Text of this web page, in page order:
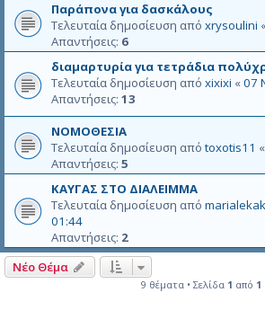
Παράπονα για δασκάλους
Τελευταία δημοσίευση από xrysoulini
Απαντήσεις: 6
διαμαρτυρία για τετράδια
Τελευταία δημοσίευση από xixixi «07
Απαντήσεις: 13
ΝΟΜΟΘΕΣΙΑ
Τελευταία δημοσίευση από toxotis11 «
Απαντήσεις: 5
ΚΑΥΓΑΣ ΣΤΟ ΔΙΑΛΕΙΜΜΑ
Τελευταία δημοσίευση από
01:44
Απαντήσεις: 2
Νέο Θέμα
9 θέματα • Σελίδα 1 από 1